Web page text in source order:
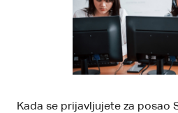
Kada se prijavljujete za posao